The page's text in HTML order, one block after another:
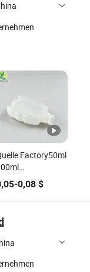
Factory50ml
-0,08$